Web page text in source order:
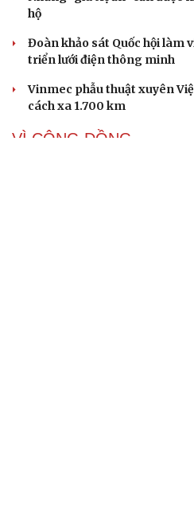
hộ
Đoàn khảo sát Quốc hội làm
triển lưới điện thông minh
Vinmec phẫu thuật xuyên
cách xa 1.700 km
VÌ CỘNG ĐỒNG